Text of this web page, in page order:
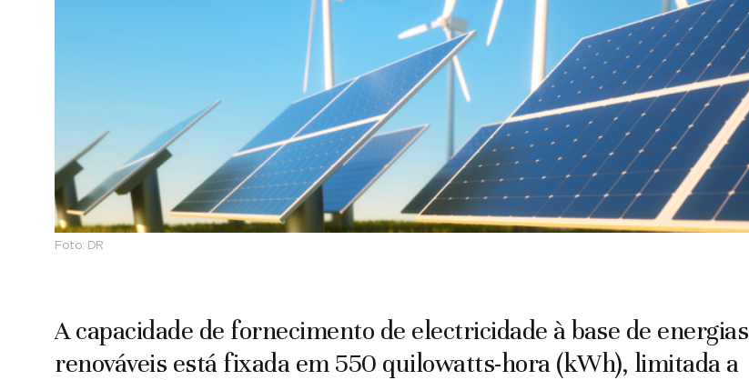
Foto: DR
A capacidade de fornecimento de electricidade à base de energias
renováveis está fixada em 550 quilowatts-hora (kWh), limitada a